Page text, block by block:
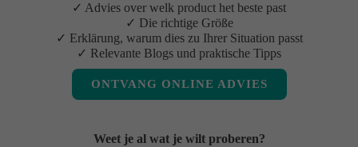
✓ Advies over welk product het beste past
✓ Die richtige Größe
✓ Erklärung, warum dies zu Ihrer Situation passt
✓ Relevante Blogs und praktische Tipps
ONTVANG ONLINE ADVIES
Weet je al wat je wilt proberen?